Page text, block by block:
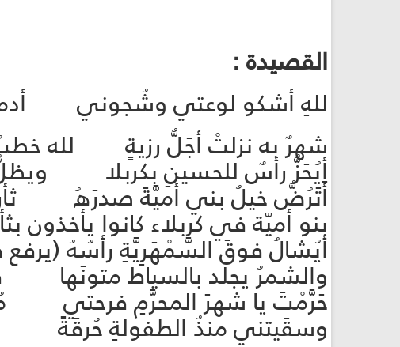
القصيدة :
للهِ أشكو لوعتي وشُجوني
شهرٌ به نزلتْ أجَلُّ رزيةٍ لله
أيُحَزُّ رأسٌ للحسينِ بكربلا ويظلُّ
أَتَرُضُّ خيلُ بني أميَّةَ صدرَهُ
بنو أميّة في كربلاء كانوا يأخذون
أيُشالُ فوقَ السَّمْهَرِيَّةِ رأسُهُ
والشمرُ يجلد بالسياط متونَها
حَرَّمْتَ يا شهرَ المحرَّمِ فرحتي
وسقَيتني منذُ الطفولةِ حُرقَةً